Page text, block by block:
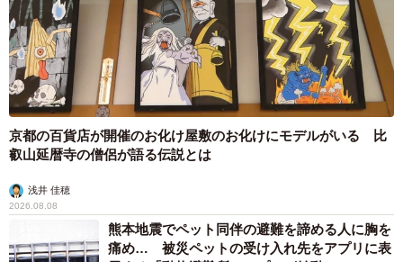
京都の百貨店が開催のお化け屋敷のお化けにモデルがいる 比
叡山延暦寺の僧侶が語る伝説とは
浅井 佳穂
2026.08.08
熊本地震でペット同伴の避難を諦める人に胸を
痛め… 被災ペットの受け入れ先をアプリに表